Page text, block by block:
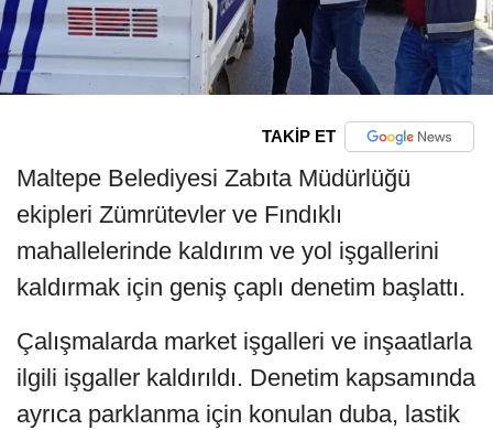
TAKİP ET
Maltepe Belediyesi Zabıta Müdürlüğü
ekipleri Zümrütevler ve Fındıklı
mahallelerinde kaldırım ve yol işgallerini
kaldırmak için geniş çaplı denetim başlattı.
Çalışmalarda market işgalleri ve inşaatlarla
ilgili işgaller kaldırıldı. Denetim kapsamında
ayrıca parklanma için konulan duba, lastik